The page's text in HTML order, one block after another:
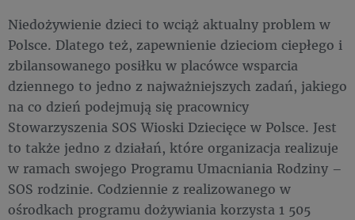
Niedożywienie dzieci to wciąż aktualny problem w
Polsce. Dlatego też, zapewnienie dzieciom ciepłego i
zbilansowanego posiłku w placówce wsparcia
dziennego to jedno z najważniejszych zadań, jakiego
na co dzień podejmują się pracownicy
Stowarzyszenia SOS Wioski Dziecięce w Polsce. Jest
to także jedno z działań, które organizacja realizuje
w ramach swojego Programu Umacniania Rodziny –
SOS rodzinie. Codziennie z realizowanego w
ośrodkach programu dożywiania korzysta 1 505